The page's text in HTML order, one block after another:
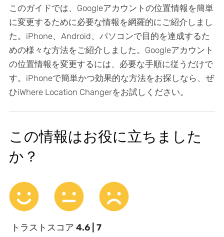
このガイドでは、Googleアカウントの位置情報を簡単
に変更するために必要な情報を網羅的にご紹介しまし
た。iPhone、Android、パソコンで目的を達成するた
めの様々な方法をご紹介しました。Googleアカウント
の位置情報を変更するには、必要な手順に従うだけで
す。iPhoneで簡単かつ効果的な方法をお探しなら、ぜ
ひiWhere Location Changerをお試しください。
この情報はお役に立ちました
か？
トラストスコア 4.6 | 7